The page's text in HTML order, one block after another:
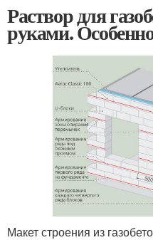
Раствор для
руками.
Макет строения из